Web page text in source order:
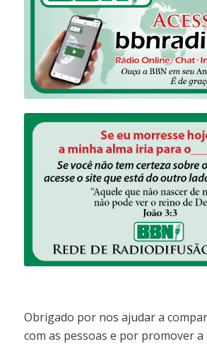
Obrigado por nos ajudar a
com as pessoas e por promover a